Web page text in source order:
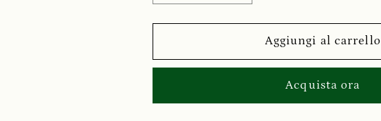
quantità
per
QM
quantità
per
Avena
QM
Aggiungi al carrello
Acquista ora